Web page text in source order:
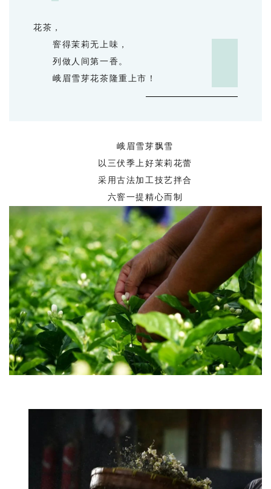
花茶，
窨得茉莉无上味，
列做人间第一香。
峨眉雪芽花茶隆重上市！
峨眉雪芽飘雪
以三伏季上好茉莉花蕾
采用古法加工技艺拌合
六窨一提精心而制